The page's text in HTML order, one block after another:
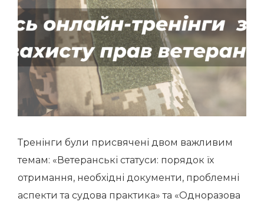
Тренінги були присвячені двом важливим
темам: «Ветеранські статуси: порядок їх
отримання, необхідні документи, проблемні
аспекти та судова практика» та «Одноразова